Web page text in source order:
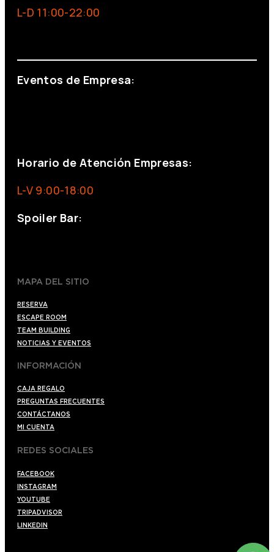
L-D 11:00-22:00
Eventos de Empresa:
Horario de Atención Empresas:
L-V 9:00-18:00
Spoiler Bar:
MAPA DEL SITIO
RESERVA
ESCAPE ROOM
TEAM BUILDING
NOTICIAS Y EVENTOS
INFORMACIÓN
CAJA REGALO
PREGUNTAS FRECUENTES
CONTÁCTANOS
MI CUENTA
REDES SOCIALES
FACEBOOK
INSTAGRAM
YOUTUBE
TRIPADVISOR
LINKEDIN